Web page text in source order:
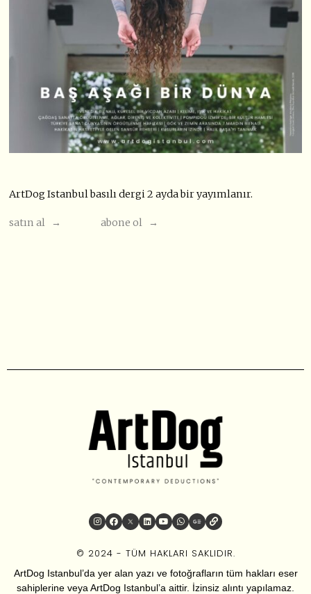
ArtDog Istanbul basılı dergi 2 ayda bir yayımlanır.
satın al → abone ol →
© 2024 - TÜM HAKLARI SAKLIDIR.
ArtDog Istanbul’da yer alan yazı ve fotoğrafların tüm hakları eser
sahiplerine veya ArtDog Istanbul’a aittir. İzinsiz alıntı yapılamaz.